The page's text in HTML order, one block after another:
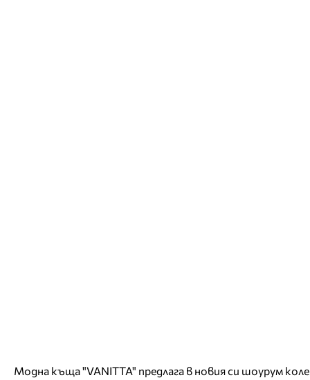
Модна къща "VANITTA" предлага в новия си шоурум